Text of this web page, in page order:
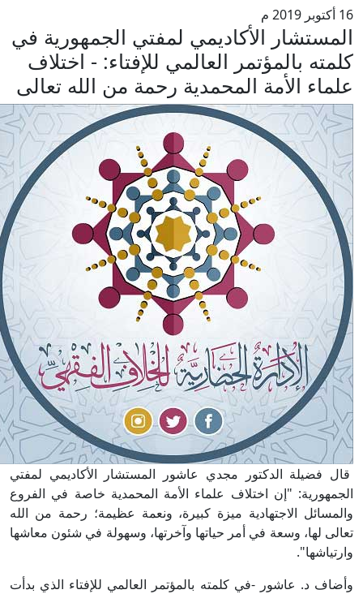
16 أكتوبر 2019 م
المستشار الأكاديمي لمفتي الجمهورية في
كلمته بالمؤتمر العالمي للإفتاء: - اختلاف
علماء الأمة المحمدية رحمة من الله تعالى
قال فضيلة الدكتور مجدي عاشور المستشار الأكاديمي لمفتي
الجمهورية: "إن اختلاف علماء الأمة المحمدية خاصة في الفروع
والمسائل الاجتهادية ميزة كبيرة، ونعمة عظيمة؛ رحمة من الله
تعالى لها، وسعة في أمر حياتها وآخرتها، وسهولة في شئون معاشها
وارتياشها".
وأضاف د. عاشور -في كلمته بالمؤتمر العالمي للإفتاء الذي بدأت